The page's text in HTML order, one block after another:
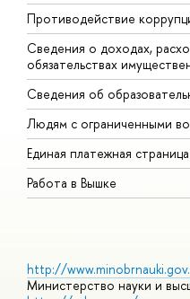
Противодействие
Сведения о доходах,
обязательствах
Сведения об
Людям с ограниченными
Единая платежная страница
Работа в Вышке
http://
Министерство науки и